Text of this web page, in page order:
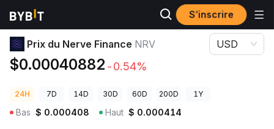
S’inscrire
Prix des cryptos Prix du Nerve Finance NRV
Prix du Nerve Finance NRV
$0.00040882 -0.54%
USD
24H 7D 14D 30D 60D 200D 1Y
Bas $ 0.000408 Haut $ 0.000414